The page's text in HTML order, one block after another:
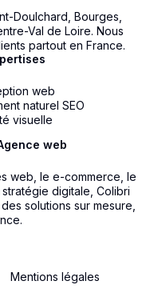
web
web, le e-commerce, le
digitale, Colibri
solutions sur mesure,
web
naturel SEO
visuelle
Doulchard, Bourges,
Val de Loire. Nous
partout en France.
Mentions légales